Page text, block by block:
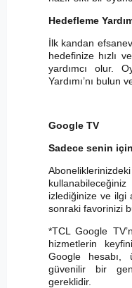
Hedefleme
İlk kandan
hedefinize hızlı
yardımcı olur.
Yardımı’nı bulun
Google TV
Sadece senin için
izlediğinize ve ilgi
sonraki favorinizi
*TCL Google
hizmetlerin
Google hesabı,
güvenilir bir
gereklidir.